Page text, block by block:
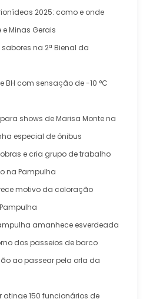
2025: como e onde
e Minas Gerais
na 2ª Bienal da
BH com sensação de -10 °C
shows de Marisa Monte na
especial de ônibus
e cria grupo de trabalho
na Pampulha
motivo da coloração
amanhece esverdeada
dos passeios de barco
ao passear pela orla da
150 funcionários de